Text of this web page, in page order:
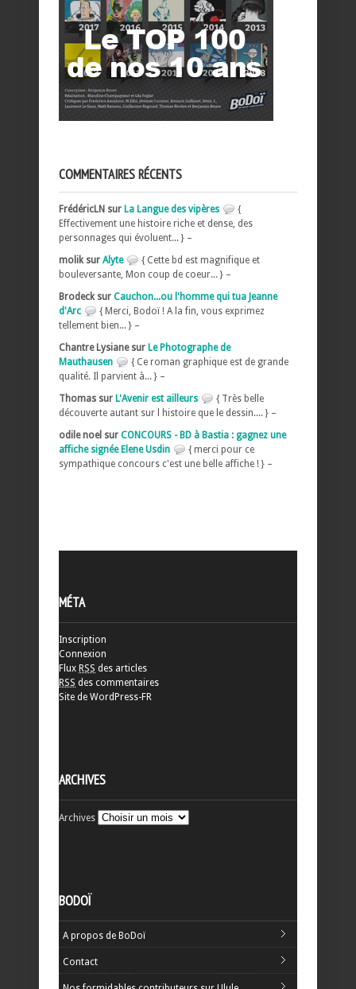
COMMENTAIRES RÉCENTS
FrédéricLN sur La Langue des vipères
{
Effectivement une histoire riche et dense, des
personnages qui évoluent... } –
molik sur Alyte
{ Cette bd est magnifique et
bouleversante, Mon coup de coeur... } –
Brodeck sur Cauchon...ou l'homme qui tua Jeanne
d'Arc
{ Merci, Bodoï ! A la fin, vous exprimez
tellement bien... } –
Chantre Lysiane sur Le Photographe de
Mauthausen
{ Ce roman graphique est de grande
qualité. Il parvient à... } –
Thomas sur L'Avenir est ailleurs
{ Très belle
découverte autant sur l histoire que le dessin.... } –
odile noel sur CONCOURS - BD à Bastia : gagnez une
affiche signée Elene Usdin
{ merci pour ce
sympathique concours c'est une belle affiche ! } –
MÉTA
Inscription
Connexion
Flux RSS des articles
RSS des commentaires
Site de WordPress-FR
ARCHIVES
Archives
BODOÏ
A propos de BoDoï
Contact